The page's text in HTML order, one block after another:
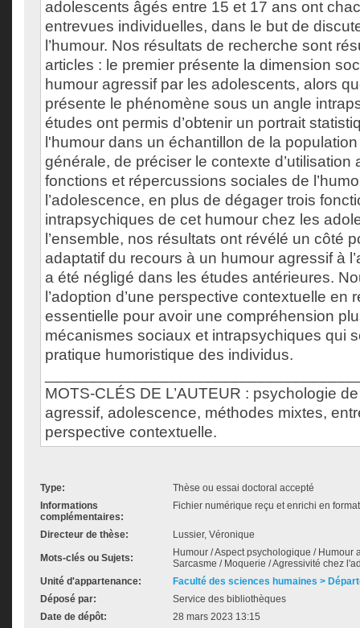
adolescents âgés entre 15 et 17 ans ont
entrevues individuelles, dans le but de
l’humour. Nos résultats de recherche sont
articles : le premier présente la dimension
humour agressif par les adolescents, alors
présente le phénomène sous un angle
études ont permis d’obtenir un portrait
l'humour dans un échantillon de la
générale, de préciser le contexte d’utilisation
fonctions et répercussions sociales de
l’adolescence, en plus de dégager trois
intrapsychiques de cet humour chez les
l’ensemble, nos résultats ont révélé un côté
adaptatif du recours à un humour agressif à
a été négligé dans les études antérieures.
l’adoption d’une perspective contextuelle en
essentielle pour avoir une compréhension
mécanismes sociaux et intrapsychiques qui
pratique humoristique des individus.
MOTS-CLÉS DE L’AUTEUR : psychologie
agressif, adolescence, méthodes mixtes,
perspective contextuelle.
Type:
Thèse ou essai doctoral accepté
Informations
complémentaires:
Fichier numérique reçu et enrichi en
Directeur de thèse: Lussier, Véronique
Mots-clés ou Sujets:
Humour / Aspect psychologique / Humour
Sarcasme / Moquerie / Agressivité chez
Unité d'appartenance:
Faculté des sciences humaines >
Déposé par:
Service des bibliothèques
Date de dépôt:
28 mars 2023 13:15